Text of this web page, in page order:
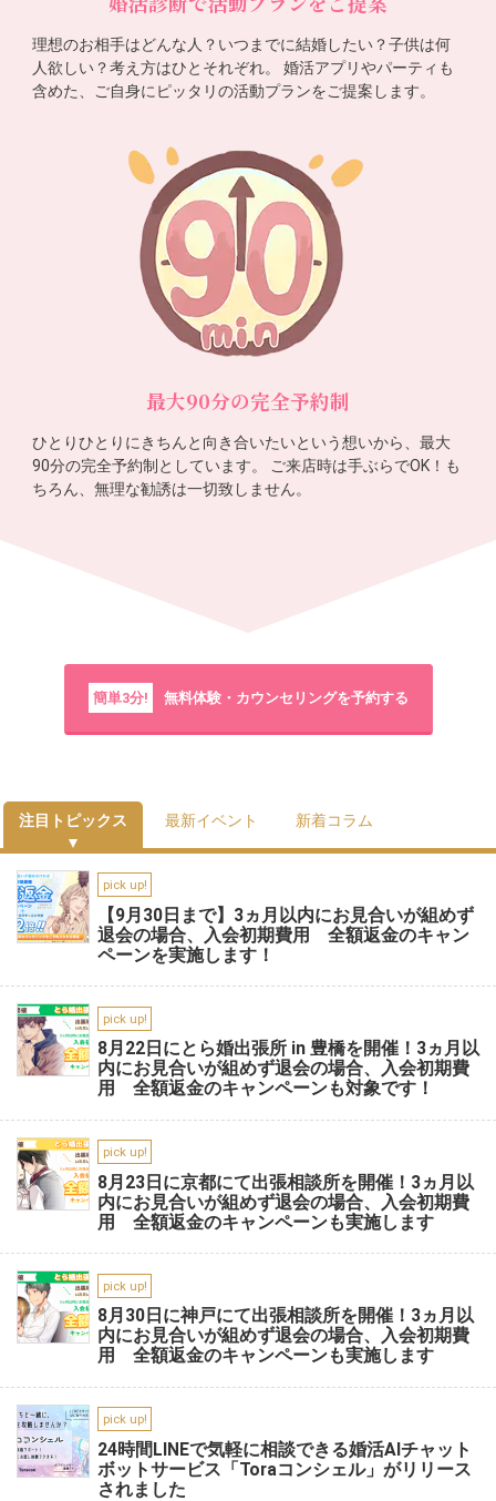
理想のお相手はどんな人？いつまでに結婚したい？子供は何
人欲しい？考え方はひとそれぞれ。 婚活アプリやパーティも
含めた、ご自身にピッタリの活動プランをご提案します。
最大90分の完全予約制
ひとりひとりにきちんと向き合いたいという想いから、最大
90分の完全予約制としています。 ご来店時は手ぶらでOK！も
ちろん、無理な勧誘は一切致しません。
簡単3分! 無料体験・カウンセリングを予約する
注目トピックス 最新イベント 新着コラム
pick up!
【9月30日まで】3ヵ月以内にお見合いが組めず
退会の場合、入会初期費用 全額返金のキャン
ペーンを実施します！
pick up!
8月22日にとら婚出張所 in 豊橋を開催！3ヵ月以
内にお見合いが組めず退会の場合、入会初期費
用 全額返金のキャンペーンも対象です！
pick up!
8月23日に京都にて出張相談所を開催！3ヵ月以
内にお見合いが組めず退会の場合、入会初期費
用 全額返金のキャンペーンも実施します
pick up!
8月30日に神戸にて出張相談所を開催！3ヵ月以
内にお見合いが組めず退会の場合、入会初期費
用 全額返金のキャンペーンも実施します
pick up!
24時間LINEで気軽に相談できる婚活AIチャット
ボットサービス「Toraコンシェル」がリリース
されました